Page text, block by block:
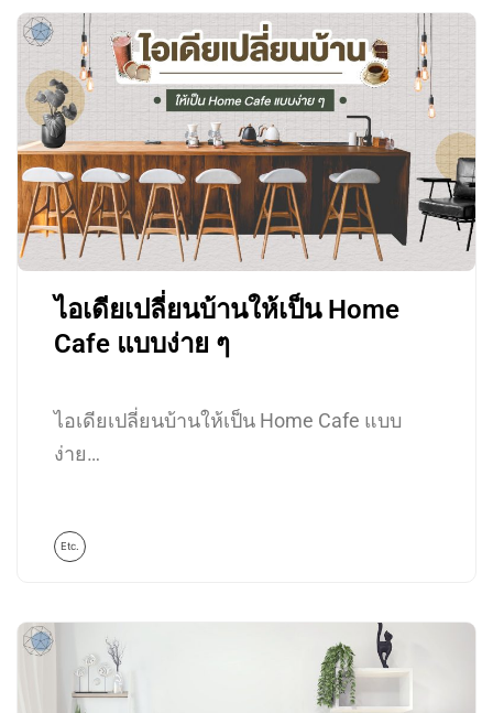
ไอเดียเปลี่ยนบ้านให้เป็น Home
Cafe แบบง่าย ๆ
ไอเดียเปลี่ยนบ้านให้เป็น Home Cafe แบบ
ง่าย…
Etc.